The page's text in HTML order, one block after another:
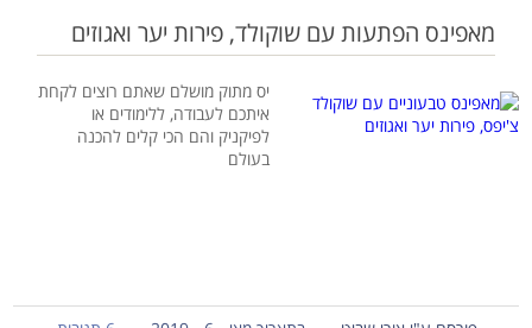
מאפינס הפתעות עם שוקולד, פירות יער ואגוזים
יס מתוק מושלם שאתם רוצים לקחת
איתכם לעבודה, ללימודים או
לפיקניק והם הכי קלים להכנה
בעולם